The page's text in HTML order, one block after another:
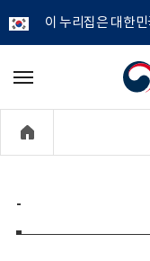
이 누리집은 대한
개
정
보
메
기
-